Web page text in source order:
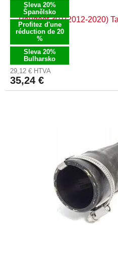
Sleva 20%
Španělsko
Profitez d'une
réduction de 20
%
Sleva 20%
Bulharsko
Peugeot 301(2012-2020)
29,12 € HTVA
35,24 €